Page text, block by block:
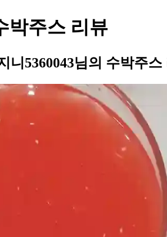
박주스 리뷰
니5360043님의 수박주